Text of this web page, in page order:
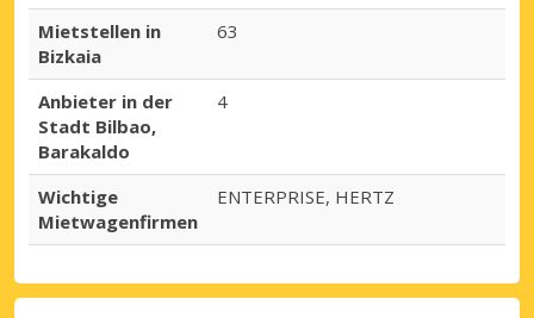
Mietstellen in
Bizkaia
63
Anbieter in der
Stadt Bilbao,
Barakaldo
4
Wichtige
Mietwagenfirmen
ENTERPRISE, HERTZ